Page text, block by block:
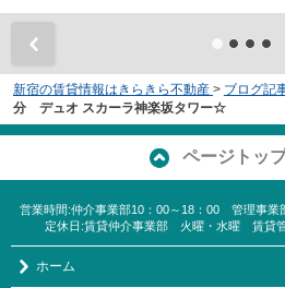
新宿の賃貸情報はきらきら不動産 > ブログ記
分 デュオ スカーラ神楽坂タワー☆
ページトッ
営業時間:仲介事業部10：00～18：00 管理事業
定休日:賃貸仲介事業部 火曜・水曜 賃貸
ホーム